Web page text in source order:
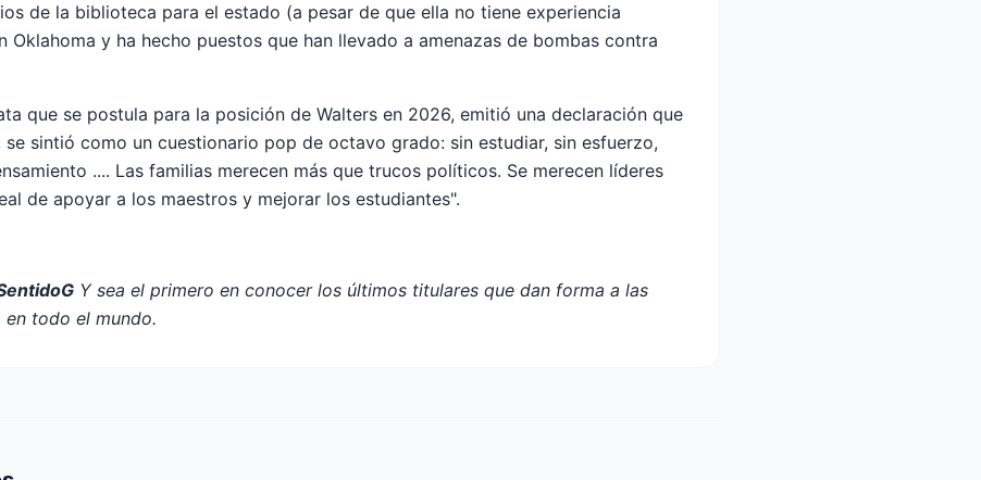
de la biblioteca para el estado (a pesar de que ella no tiene experiencia
Oklahoma y ha hecho puestos que han llevado a amenazas de bombas contra
que se postula para la posición de Walters en 2026, emitió una declaración que
se sintió como un cuestionario pop de octavo grado: sin estudiar, sin esfuerzo,
.... Las familias merecen más que trucos políticos. Se merecen líderes
de apoyar a los maestros y mejorar los estudiantes".
Y sea el primero en conocer los últimos titulares que dan forma a las
en todo el mundo.